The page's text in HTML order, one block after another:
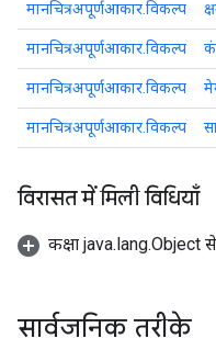
मानचित्रअपूर्णआकार.विकल्प
मानचित्रअपूर्णआकार.विकल्प
मानचित्रअपूर्णआकार.विकल्प
मानचित्रअपूर्णआकार.विकल्प
विरासत में मिली विधियाँ
कक्षा java.lang.Object से
सार्वजनिक तरीके